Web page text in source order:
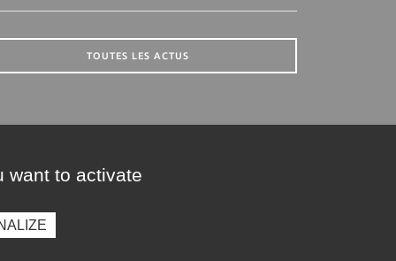
TOUTES LES ACTUS
want to activate